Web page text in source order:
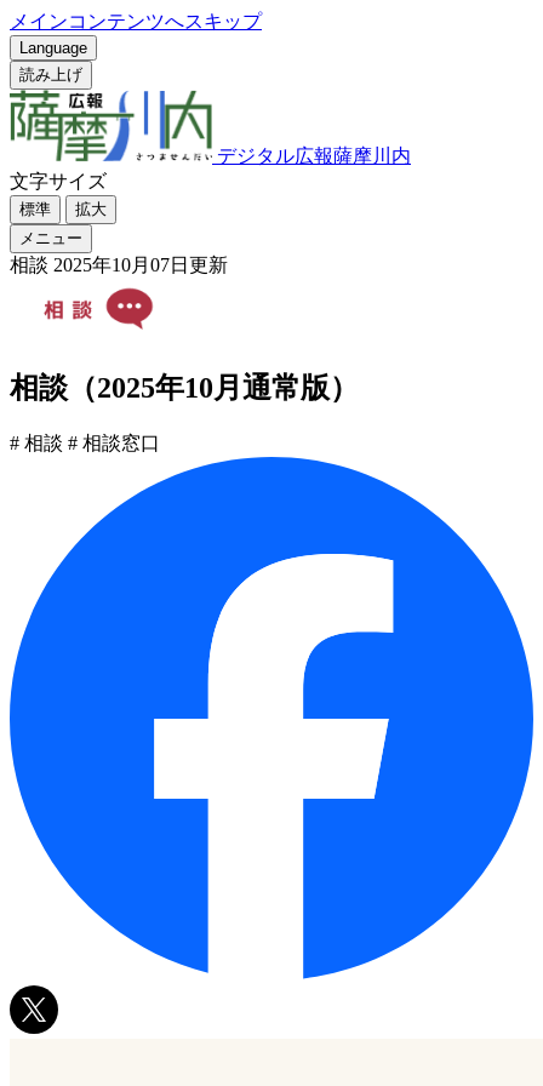
メインコンテンツへスキップ
Language
読み上げ
デジタル広報薩摩川内
文字サイズ
標準
拡大
メニュー
相談 2025年10月07日更新
相談（2025年10月通常版）
# 相談 # 相談窓口